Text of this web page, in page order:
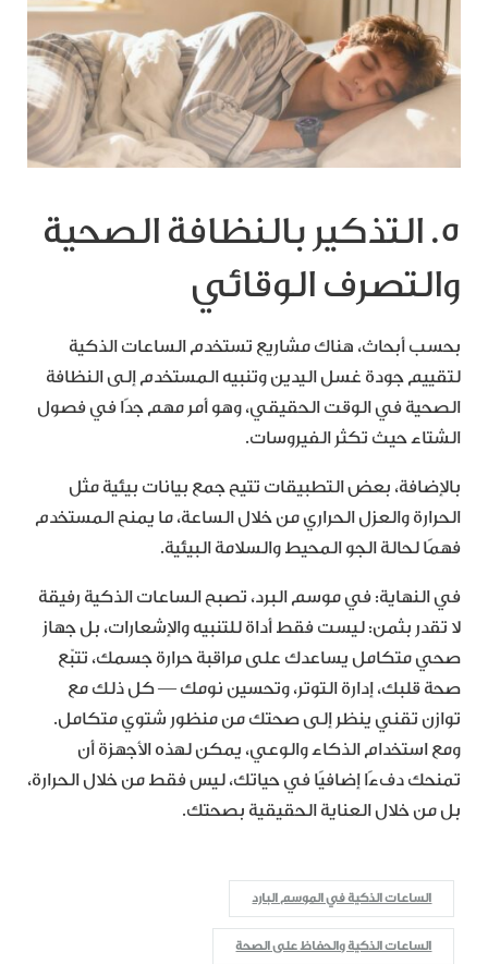
5. التذكير بالنظافة الصحية
والتصرف الوقائي
بحسب أبحاث، هناك مشاريع تستخدم الساعات الذكية
لتقييم جودة غسل اليدين وتنبيه المستخدم إلى النظافة
الصحية في الوقت الحقيقي، وهو أمر مهم جدًا في فصول
الشتاء حيث تكثر الفيروسات.
بالإضافة، بعض التطبيقات تتيح جمع بيانات بيئية مثل
الحرارة والعزل الحراري من خلال الساعة، ما يمنح المستخدم
فهمًا لحالة الجو المحيط والسلامة البيئية.
في النهاية: في موسم البرد، تصبح الساعات الذكية رفيقة
لا تقدر بثمن: ليست فقط أداة للتنبيه والإشعارات، بل جهاز
صحي متكامل يساعدك على مراقبة حرارة جسمك، تتبّع
صحة قلبك، إدارة التوتر، وتحسين نومك — كل ذلك مع
توازن تقني ينظر إلى صحتك من منظور شتوي متكامل.
ومع استخدام الذكاء والوعي، يمكن لهذه الأجهزة أن
تمنحك دفءًا إضافيًا في حياتك، ليس فقط من خلال الحرارة،
بل من خلال العناية الحقيقية بصحتك.
الساعات الذكية في الموسم البارد
الساعات الذكية والحفاظ على الصحة